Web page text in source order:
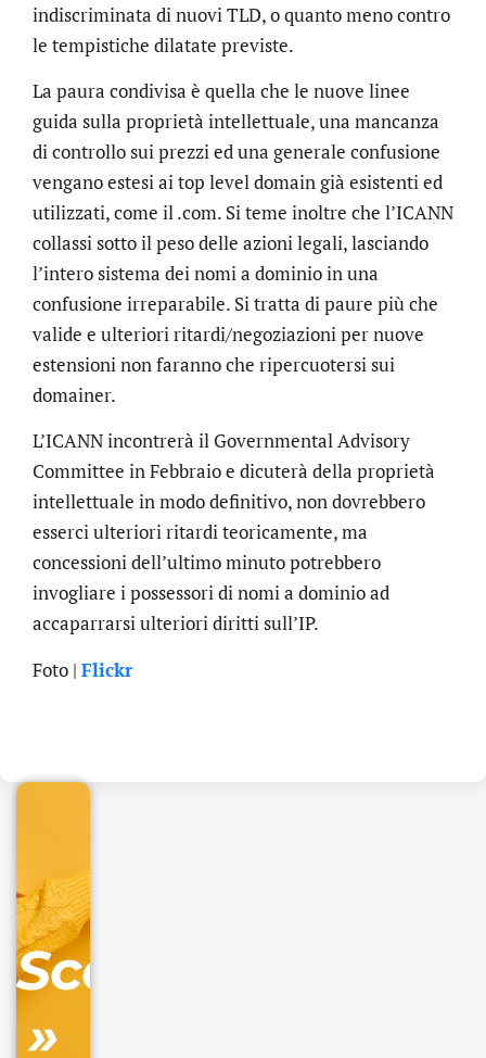
indiscriminata di nuovi TLD, o quanto meno contro
le tempistiche dilatate previste.
La paura condivisa è quella che le nuove linee
guida sulla proprietà intellettuale, una mancanza
di controllo sui prezzi ed una generale confusione
vengano estesi ai top level domain già esistenti ed
utilizzati, come il .com. Si teme inoltre che l’ICANN
collassi sotto il peso delle azioni legali, lasciando
l’intero sistema dei nomi a dominio in una
confusione irreparabile. Si tratta di paure più che
valide e ulteriori ritardi/negoziazioni per nuove
estensioni non faranno che ripercuotersi sui
domainer.
L’ICANN incontrerà il Governmental Advisory
Committee in Febbraio e dicuterà della proprietà
intellettuale in modo definitivo, non dovrebbero
esserci ulteriori ritardi teoricamente, ma
concessioni dell’ultimo minuto potrebbero
invogliare i possessori di nomi a dominio ad
accaparrarsi ulteriori diritti sull’IP.
Foto | Flickr
Scopri
»